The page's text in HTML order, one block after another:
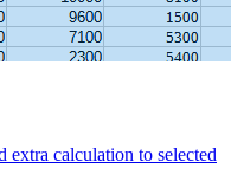
calculation to selected